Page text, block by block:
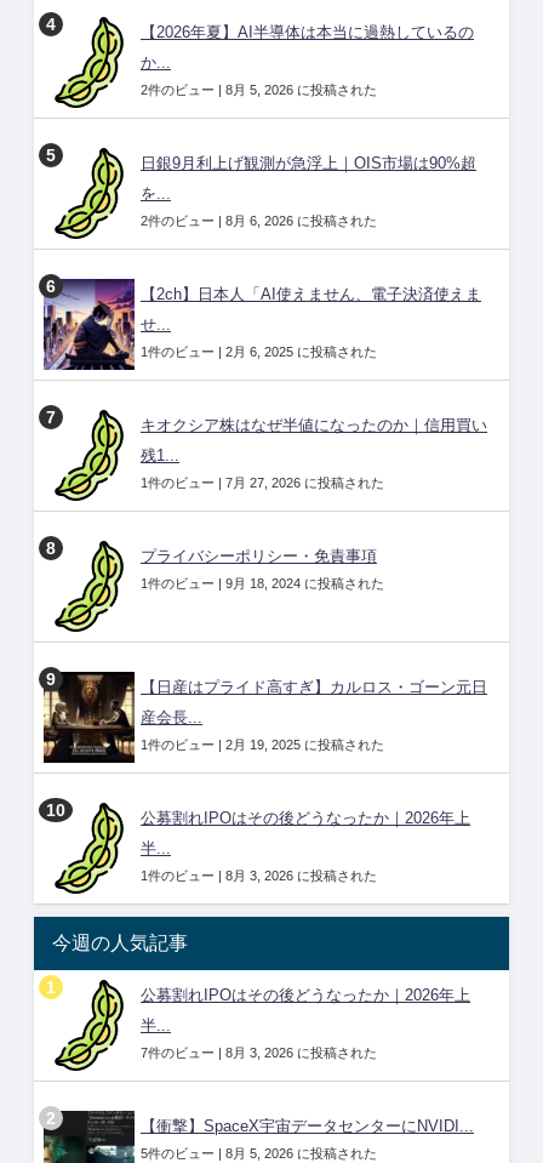
【2026年夏】AI半導体は本当に過熱しているの
か...
2件のビュー | 8月 5, 2026 に投稿された
日銀9月利上げ観測が急浮上｜OIS市場は90%超
を...
2件のビュー | 8月 6, 2026 に投稿された
【2ch】日本人「AI使えません、電子決済使えま
せ...
1件のビュー | 2月 6, 2025 に投稿された
キオクシア株はなぜ半値になったのか｜信用買い
残1...
1件のビュー | 7月 27, 2026 に投稿された
プライバシーポリシー・免責事項
1件のビュー | 9月 18, 2024 に投稿された
【日産はプライド高すぎ】カルロス・ゴーン元日
産会長...
1件のビュー | 2月 19, 2025 に投稿された
公募割れIPOはその後どうなったか｜2026年上
半...
1件のビュー | 8月 3, 2026 に投稿された
今週の人気記事
公募割れIPOはその後どうなったか｜2026年上
半...
7件のビュー | 8月 3, 2026 に投稿された
【衝撃】SpaceX宇宙データセンターにNVIDI...
5件のビュー | 8月 5, 2026 に投稿された